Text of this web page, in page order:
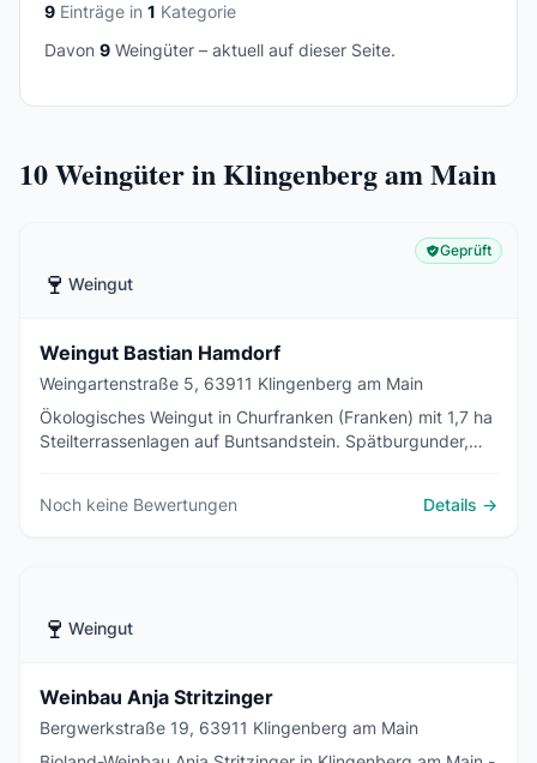
9 Einträge in 1 Kategorie
Davon 9 Weingüter – aktuell auf dieser Seite.
10Weingüter in Klingenberg am Main
🍷 Weingut
Geprüft
Weingut Bastian Hamdorf
Weingartenstraße 5, 63911 Klingenberg am Main
Ökologisches Weingut in Churfranken (Franken) mit 1,7 ha
Steilterrassenlagen auf Buntsandstein. Spätburgunder,
Noch keine Bewertungen Details →
🍷 Weingut
Weinbau Anja Stritzinger
Bergwerkstraße 19, 63911 Klingenberg am Main